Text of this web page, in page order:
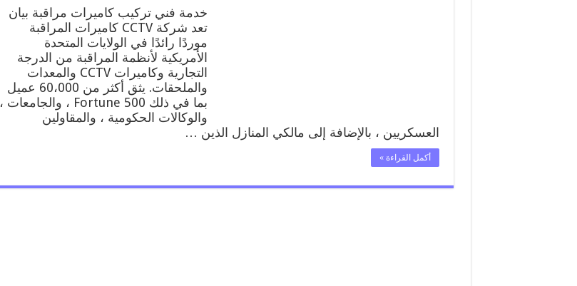
كاميرات
مراقبة
بيان
52227353
فني
تركيب
كاميرات
مراقبة
بيان
مغلقة
خدمة فني تركيب كاميرات مراقبة بيان
تعد شركة CCTV كاميرات المراقبة
موردًا رائدًا في الولايات المتحدة
الأمريكية لأنظمة المراقبة من الدرجة
التجارية وكاميرات CCTV والمعدات
والملحقات. يثق أكثر من 60،000 عميل
بما في ذلك Fortune 500 ، والجامعات ،
والوكالات الحكومية ، والمقاولين
العسكريين ، بالإضافة إلى مالكي المنازل الذين …
أكمل القراءة »